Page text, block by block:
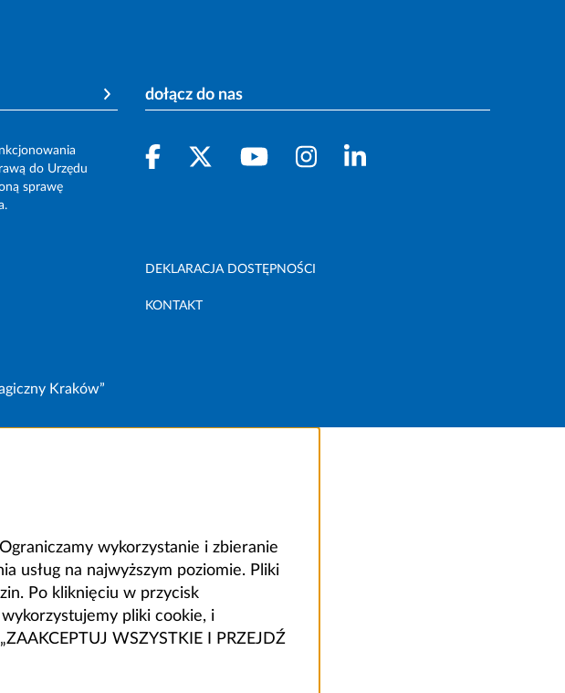
do Urzędu
sprawę
dołącz do nas
DEKLARACJA DOSTĘPNOŚCI
KONTAKT
Kraków”
wykorzystanie i zbieranie
usług na najwyższym poziomie. Pliki
Po kliknięciu w przycisk
pliki cookie, i
WSZYSTKIE I PRZEJDŹ